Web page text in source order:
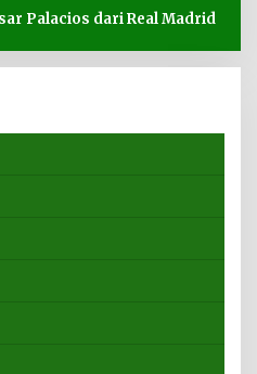
Palacios dari Real Madrid